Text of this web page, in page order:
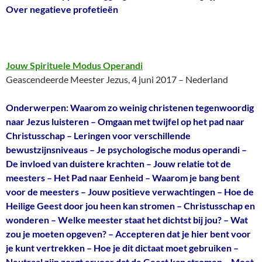
Over negatieve profetieën
Jouw Spirituele Modus Operandi
Geascendeerde Meester Jezus, 4 juni 2017 – Nederland
Onderwerpen: Waarom zo weinig christenen tegenwoordig
naar Jezus luisteren – Omgaan met twijfel op het pad naar
Christusschap – Leringen voor verschillende
bewustzijnsniveaus – Je psychologische modus operandi –
De invloed van duistere krachten – Jouw relatie tot de
meesters – Het Pad naar Eenheid – Waarom je bang bent
voor de meesters – Jouw positieve verwachtingen – Hoe de
Heilige Geest door jou heen kan stromen – Christusschap en
wonderen – Welke meester staat het dichtst bij jou? – Wat
zou je moeten opgeven? – Accepteren dat je hier bent voor
je kunt vertrekken – Hoe je dit dictaat moet gebruiken –